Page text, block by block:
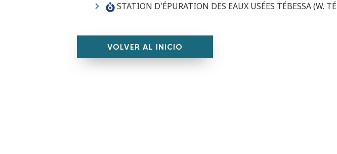
STATION D'ÉPURATION DES EAUX USÉES TÉBESSA (W.
VOLVER AL INICIO